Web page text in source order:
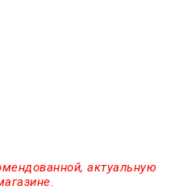
актуальную